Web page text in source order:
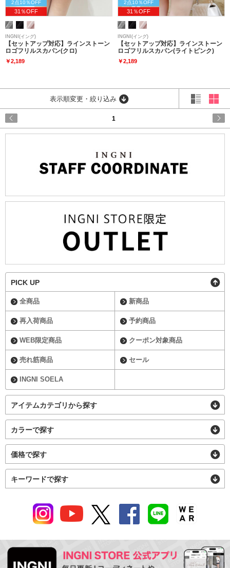
2点10％OFF
31％OFF
INGNI(イング)
【セットアップ対応】ラインストーン
ロゴフリルスカパン(クロ)
￥2,189
2点10％OFF
31％OFF
INGNI(イング)
【セットアップ対応】ラインストーン
ロゴフリルスカパン(ライトピンク)
￥2,189
表示順変更・絞り込み
1
PICK UP
全商品 新商品
再入荷商品 予約商品
WEB限定商品 クーポン対象商品
売れ筋商品 セール
INGNI SOELA
アイテムカテゴリから探す
カラーで探す
価格で探す
キーワードで探す